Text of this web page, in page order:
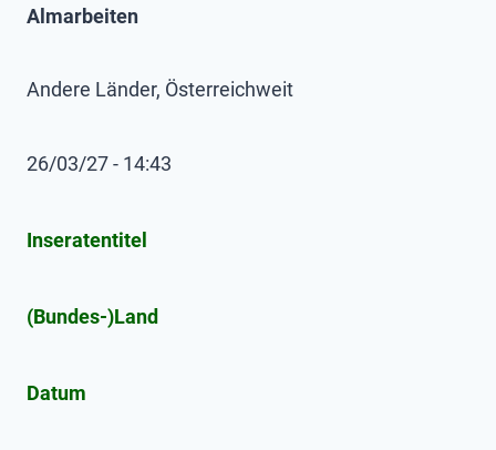
Almarbeiten
Andere Länder, Österreichweit
26/03/27 - 14:43
Inseratentitel
(Bundes-)Land
Datum